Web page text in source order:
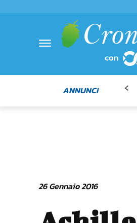
ANNUNCI
26 Gennaio 2016